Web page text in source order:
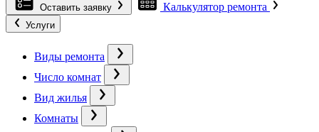
Оставить заявку Калькулятор ремонта
Услуги
Виды ремонта
Число комнат
Вид жилья
Комнаты